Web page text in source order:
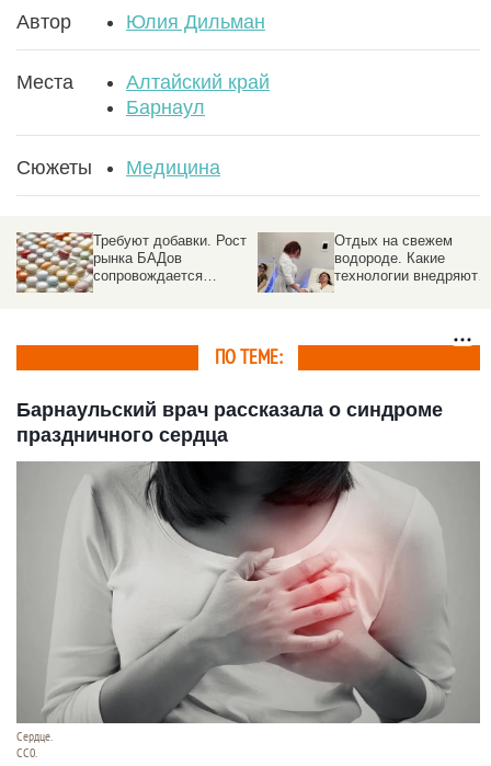
Автор Юлия Дильман
Места
Алтайский край
Барнаул
Сюжеты Медицина
Требуют добавки. Рост
рынка БАДов
сопровождается
Отдых на свежем
водороде. Какие
технологии внедряют в
ПО ТЕМЕ:
Барнаульский врач рассказала о синдроме
праздничного сердца
Сердце.
СС0.